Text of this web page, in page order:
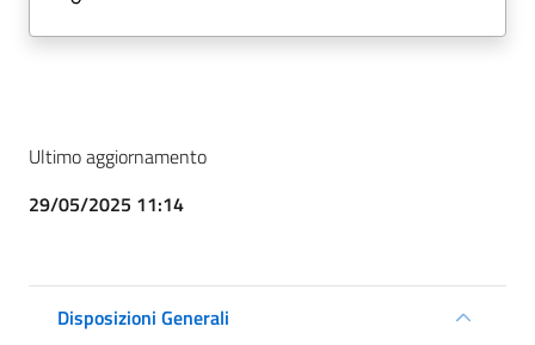
Ultimo aggiornamento
29/05/2025 11:14
Disposizioni Generali